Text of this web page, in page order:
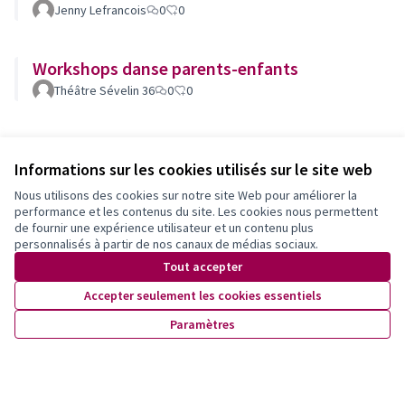
Informations sur les cookies utilisés sur le site web
Nous utilisons des cookies sur notre site Web pour améliorer la
performance et les contenus du site. Les cookies nous permettent
de fournir une expérience utilisateur et un contenu plus
personnalisés à partir de nos canaux de médias sociaux.
Tout accepter
Accepter seulement les cookies essentiels
Paramètres
Jenny Lefrancois 0 0
Workshops danse parents-enfants
Théâtre Sévelin 36 0 0
Concordia Lausanne
FC Concordia-Lausanne 0 2
Ô Vallon : inclusion, bien-être et lien social
des familles du Vallon
Favre 0 0 Retenue